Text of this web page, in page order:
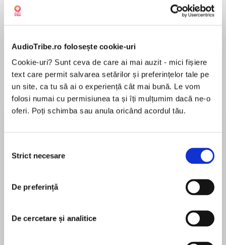
AudioTribe.ro folosește cookie-uri
Cookie-uri? Sunt ceva de care ai mai auzit - mici fișiere
text care permit salvarea setărilor și preferințelor tale pe
un site, ca tu să ai o experiență cât mai bună. Le vom
folosi numai cu permisiunea ta și îți mulțumim dacă ne-o
oferi. Poți schimba sau anula oricând acordul tău.
consimțământului
Strict necesare
De preferință
De cercetare și analitice
de...
Dani Francis
la...
Lauren Weisberger
Desprecarte
Zeci de ore de cărți în bites care să te inspire,
să schimbe lumea ta și pe cea din jur. Dacă
simți că ideile dintr-o carte rezonează cu ale
integral.
Recenzii
Scurte, la obiect și placute. Bine că aveti aici